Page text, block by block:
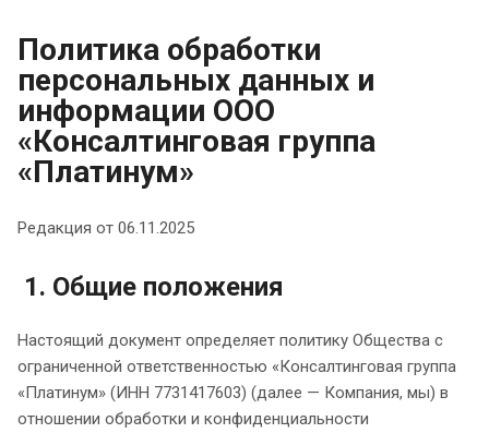
Политика обработки
персональных данных и
информации ООО
«Консалтинговая группа
«Платинум»
Редакция от 06.11.2025
1. Общие положения
Настоящий документ определяет политику Общества с
ограниченной ответственностью «Консалтинговая группа
«Платинум» (ИНН 7731417603) (далее — Компания, мы) в
отношении обработки и конфиденциальности